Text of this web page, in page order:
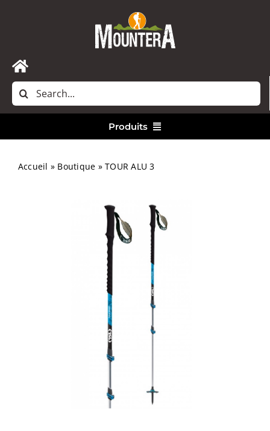
Toggle
Navigation
Accueil
Rechercher:
Produits
Bivouac
Escalade / Alpinisme
Bons Plans
Accueil » Boutique »TOUR ALU 3